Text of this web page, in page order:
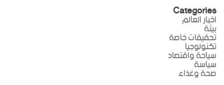
Categories
اخبار العالم
بيئة
تحقيقات خاصة
تكنولوجيا
سياحة واقتصاد
سياسة
صحة وغذاء